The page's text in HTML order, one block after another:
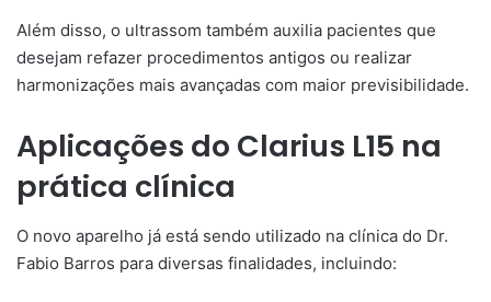
Além disso, o ultrassom também auxilia pacientes que
desejam refazer procedimentos antigos ou realizar
harmonizações mais avançadas com maior previsibilidade.
Aplicações do Clarius L15 na
prática clínica
O novo aparelho já está sendo utilizado na clínica do Dr.
Fabio Barros para diversas finalidades, incluindo: